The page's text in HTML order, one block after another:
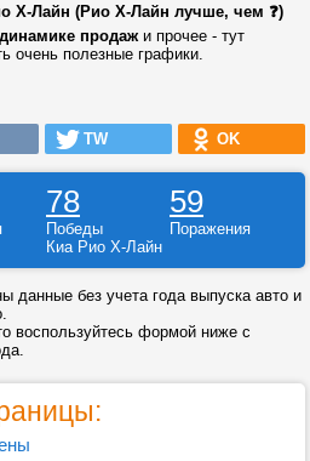
Х-Лайн (Рио Х-Лайн лучше, чем ❓)
продажи прочее - тут
очень полезные графики.
TW OK
78 59
Победы
Поражения
Киа Рио Х-Лайн
данные без учета года выпуска авто и
воспользуйтесь формой ниже с